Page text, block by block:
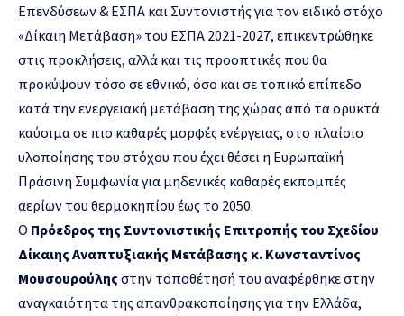
Επενδύσεων & ΕΣΠΑ και Συντονιστής για τον ειδικό στόχο
«Δίκαιη Μετάβαση» του ΕΣΠΑ 2021-2027, επικεντρώθηκε
στις προκλήσεις, αλλά και τις προοπτικές που θα
προκύψουν τόσο σε εθνικό, όσο και σε τοπικό επίπεδο
κατά την ενεργειακή μετάβαση της χώρας από τα ορυκτά
καύσιμα σε πιο καθαρές μορφές ενέργειας, στο πλαίσιο
υλοποίησης του στόχου που έχει θέσει η Ευρωπαϊκή
Πράσινη Συμφωνία για μηδενικές καθαρές εκπομπές
αερίων του θερμοκηπίου έως το 2050.
Ο Πρόεδρος της Συντονιστικής Επιτροπής του Σχεδίου
Δίκαιης Αναπτυξιακής Μετάβασης κ. Κωνσταντίνος
Μουσουρούλης στην τοποθέτησή του αναφέρθηκε στην
αναγκαιότητα της απανθρακοποίησης για την Ελλάδα,